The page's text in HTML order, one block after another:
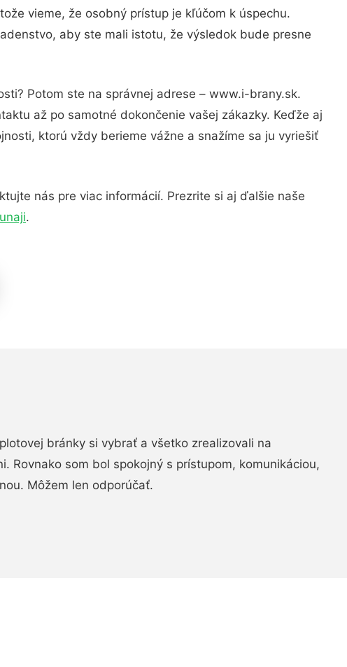
vieme, že osobný prístup je kľúčom k úspechu.
aby ste mali istotu, že výsledok bude presne
Potom ste na správnej adrese – www.i-brany.sk.
až po samotné dokončenie vašej zákazky. Keďže aj
ktorú vždy berieme vážne a snažíme sa ju vyriešiť
nás pre viac informácií. Prezrite si aj ďalšie naše
.
bránky si vybrať a všetko zrealizovali na
Rovnako som bol spokojný s prístupom, komunikáciou,
Môžem len odporúčať.